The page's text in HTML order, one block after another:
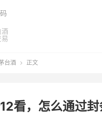
酒
台酒  正文
看，怎么通过封